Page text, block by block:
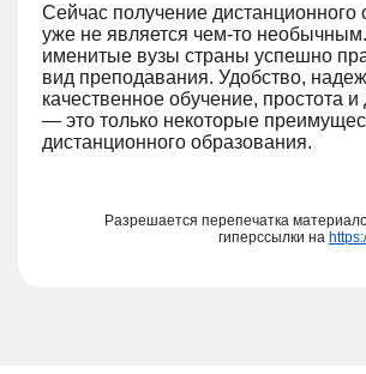
Сейчас получение дистанционного
уже не является чем-то
именитые вузы страны успешно
вид преподавания. Удобство,
качественное обучение, простота и
— это только некоторые
дистанционного образования.
Разрешается перепечатка
гиперссылки на